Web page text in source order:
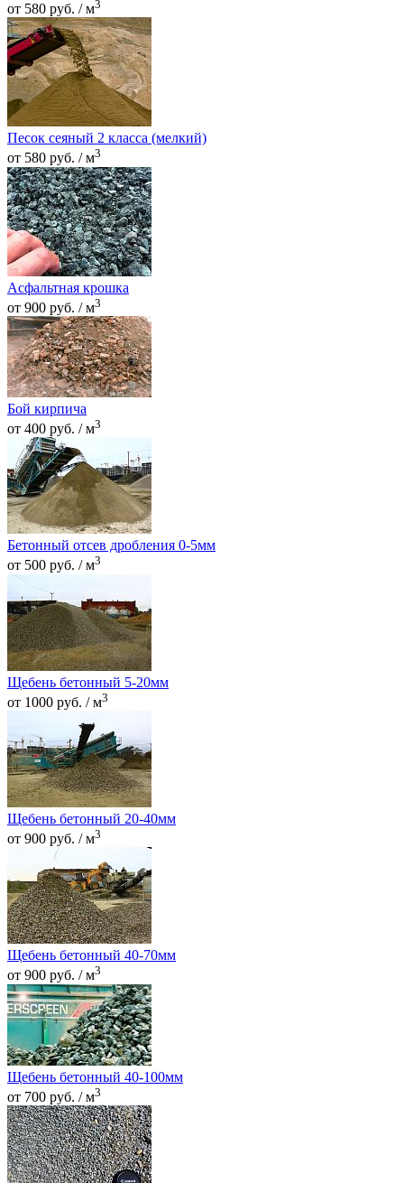
от 580 руб. / м3
Песок сеяный 2 класса (мелкий)
от 580 руб. / м3
Асфальтная крошка
от 900 руб. / м3
Бой кирпича
от 400 руб. / м3
Бетонный отсев дробления 0-5мм
от 500 руб. / м3
Щебень бетонный 5-20мм
от 1000 руб. / м3
Щебень бетонный 20-40мм
от 900 руб. / м3
Щебень бетонный 40-70мм
от 900 руб. / м3
Щебень бетонный 40-100мм
от 700 руб. / м3